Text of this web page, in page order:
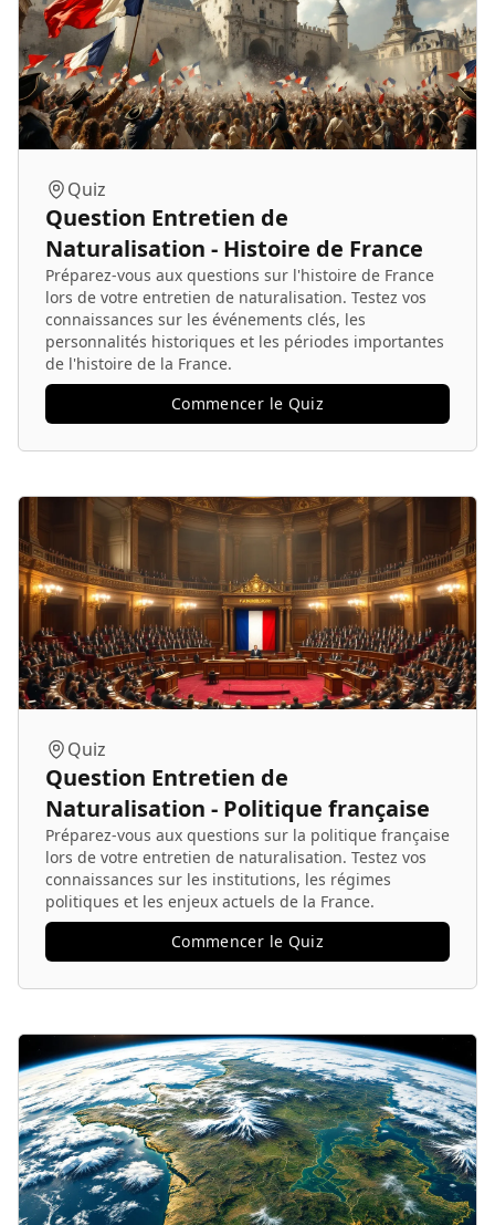
Quiz
Question Entretien de
Naturalisation - Histoire de France
Préparez-vous aux questions sur l'histoire de France
lors de votre entretien de naturalisation. Testez vos
connaissances sur les événements clés, les
personnalités historiques et les périodes importantes
de l'histoire de la France.
Commencer le Quiz
Quiz
Question Entretien de
Naturalisation - Politique française
Préparez-vous aux questions sur la politique française
lors de votre entretien de naturalisation. Testez vos
connaissances sur les institutions, les régimes
politiques et les enjeux actuels de la France.
Commencer le Quiz